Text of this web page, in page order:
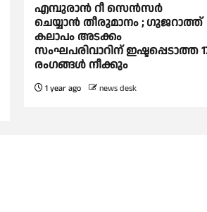
എമ്പുരാൻ റീ സെൻസര്‍
ചെയ്യാൻ തീരുമാനം ; ഗുജറാത്ത്
കലാപം അടക്കം
സംഘപരിവാറിന് ഇഷ്ടപ്പെടാത്ത
രംഗങ്ങള്‍ നീക്കും
1 year ago news desk